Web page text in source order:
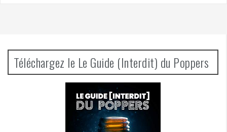
Téléchargez le Le Guide (Interdit) du Poppers